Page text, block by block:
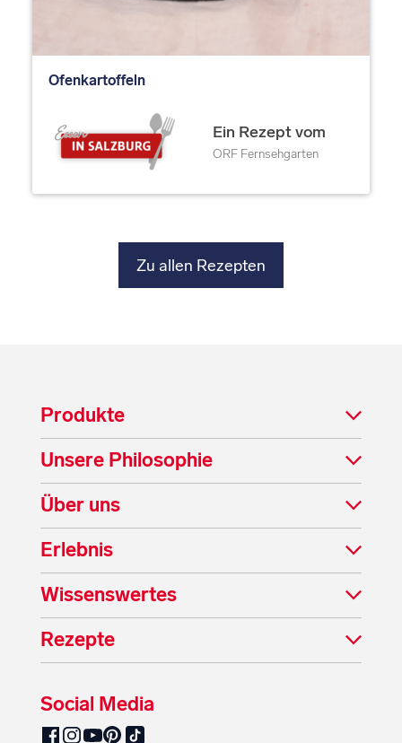
Ofenkartoffeln
Ein Rezept vom
ORF Fernsehgarten
Zu allen Rezepten
Produkte
Unsere Philosophie
Über uns
Erlebnis
Wissenswertes
Rezepte
Social Media
SalzburgMilch auf Facebook
SalzburgMilch auf Instagram
SalzburgMilch auf YouTube
SalzburgMilch auf Pinterest
SalzburgMilch auf TikTok